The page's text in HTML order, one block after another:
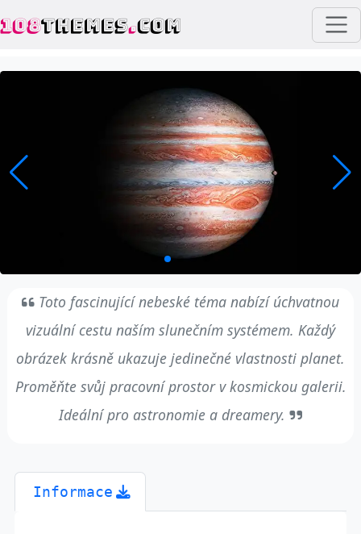
108THEMES.COM
Toto fascinující nebeské téma nabízí úchvatnou
vizuální cestu naším slunečním systémem. Každý
obrázek krásně ukazuje jedinečné vlastnosti planet.
Proměňte svůj pracovní prostor v kosmickou galerii.
Ideální pro astronomie a dreamery.
Informace